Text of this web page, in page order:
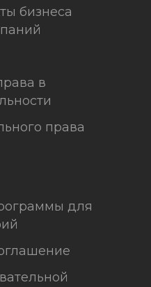
бизнеса
в
права
для